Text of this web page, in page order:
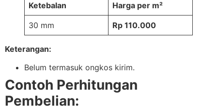
Ketebalan Harga per m²
30 mm Rp 110.000
Keterangan:
Belum termasuk ongkos kirim.
Contoh Perhitungan
Pembelian: